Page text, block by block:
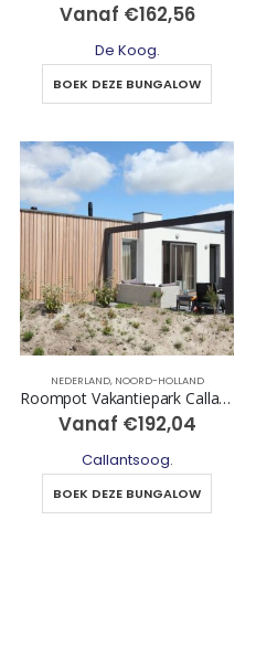
Vanaf €162,56
De Koog.
BOEK DEZE BUNGALOW
NEDERLAND, NOORD-HOLLAND
Roompot Vakantiepark Callassande
Vanaf €192,04
Callantsoog.
BOEK DEZE BUNGALOW